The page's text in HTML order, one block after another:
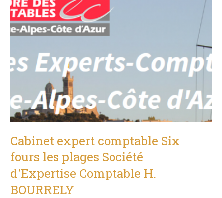
Cabinet expert comptable Six
fours les plages Société
d'Expertise Comptable H.
BOURRELY